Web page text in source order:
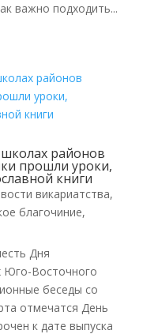
важно подходить...
районов
прошли уроки,
книги
викариатства,
благочиние,
Дня
Юго-Восточного
беседы со
отмечатся День
к дате выпуска